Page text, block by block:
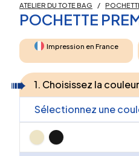
ATELIER DU TOTE BAG /
POCHETTE
Impression en France
1. Choisissez la
Sélectionnez une